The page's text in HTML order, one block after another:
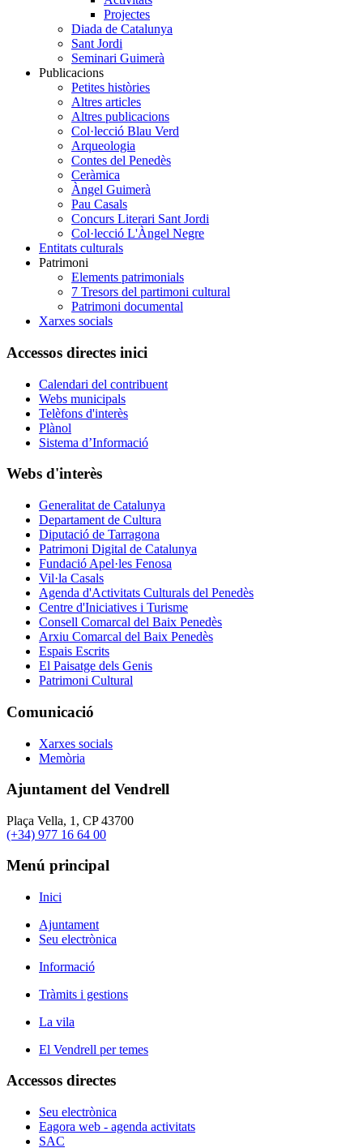
Projectes
Diada de Catalunya
Sant Jordi
Seminari Guimerà
Publicacions
Petites històries
Altres articles
Altres publicacions
Col·lecció Blau Verd
Arqueologia
Contes del Penedès
Ceràmica
Àngel Guimerà
Pau Casals
Concurs Literari Sant Jordi
Col·lecció L'Àngel Negre
Entitats culturals
Patrimoni
Elements patrimonials
7 Tresors del partimoni cultural
Patrimoni documental
Xarxes socials
Accessos directes inici
Calendari del contribuent
Webs municipals
Telèfons d'interès
Plànol
Sistema d’Informació
Webs d'interès
Generalitat de Catalunya
Departament de Cultura
Diputació de Tarragona
Patrimoni Digital de Catalunya
Fundació Apel·les Fenosa
Vil·la Casals
Agenda d'Activitats Culturals del Penedès
Centre d'Iniciatives i Turisme
Consell Comarcal del Baix Penedès
Arxiu Comarcal del Baix Penedès
Espais Escrits
El Paisatge dels Genis
Patrimoni Cultural
Comunicació
Xarxes socials
Memòria
Ajuntament del Vendrell
Plaça Vella, 1, CP 43700
(+34) 977 16 64 00
Menú principal
Inici
Ajuntament
Seu electrònica
Informació
Tràmits i gestions
La vila
El Vendrell per temes
Accessos directes
Seu electrònica
Eagora web - agenda activitats
SAC